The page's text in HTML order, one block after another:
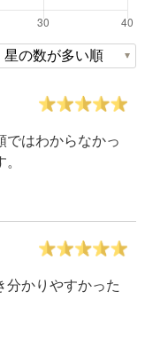
ではわからなかっ
分かりやすかった